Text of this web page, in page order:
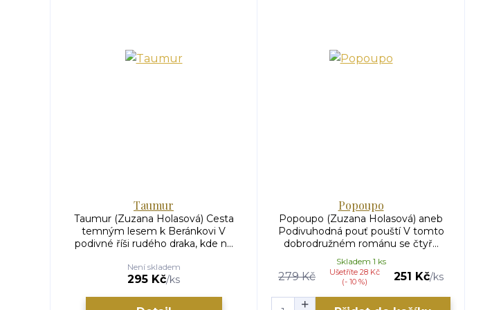
Taumur
Taumur (Zuzana Holasová) Cesta
temným lesem k Beránkovi V
podivné říši rudého draka, kde n...
295 Kč/ks
Není skladem
Popoupo
Popoupo (Zuzana Holasová) aneb
Podivuhodná pouť pouští V tomto
dobrodružném románu se čtyř...
279 Kč
Ušetříte 28 Kč
(- 10 %)
251 Kč/ks
Skladem 1 ks